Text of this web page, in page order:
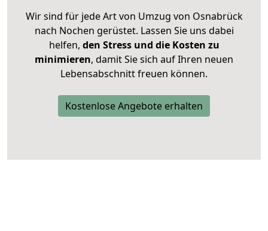
Wir sind für jede Art von Umzug von Osnabrück
nach Nochen gerüstet. Lassen Sie uns dabei
helfen, den Stress und die Kosten zu
minimieren, damit Sie sich auf Ihren neuen
Lebensabschnitt freuen können.
Kostenlose Angebote erhalten